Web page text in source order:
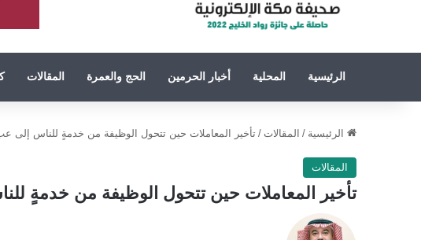
الرئيسية المحلية أخبار الحرمين الحج والعمرة المقالات
الرئيسية / المقالات / تأخير المعاملات حين تتحول الوظيفة من خدمةٍ للناس إلى
المقالات
تأخير المعاملات حين تتحول الوظيفة من خدمةٍ